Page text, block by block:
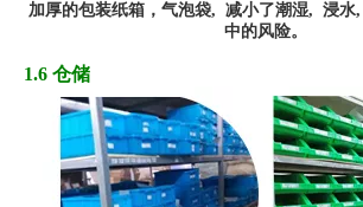
加厚的包装纸箱， 气泡袋, 减小了潮湿, 浸水,
中的风险。
1.6 仓储